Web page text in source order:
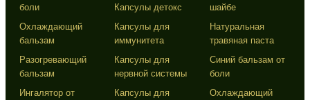
боли
Охлаждающий
бальзам
Разогревающий
бальзам
Ингалятор от
Капсулы детокс
Капсулы для
иммунитета
Капсулы для
нервной системы
Капсулы для
шайбе
Натуральная
травяная паста
Синий бальзам от
боли
Охлаждающий